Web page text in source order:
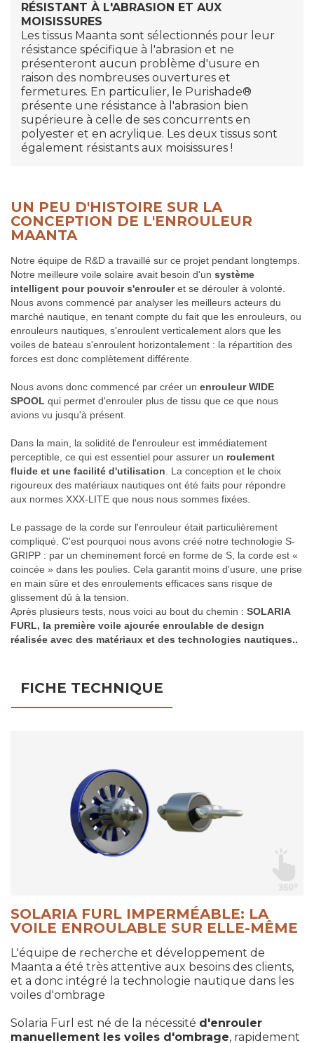
RÉSISTANT À L'ABRASION ET AUX
MOISISSURES
Les tissus Maanta sont sélectionnés pour leur
résistance spécifique à l'abrasion et ne
présenteront aucun problème d'usure en
raison des nombreuses ouvertures et
fermetures. En particulier, le Purishade®
présente une résistance à l'abrasion bien
supérieure à celle de ses concurrents en
polyester et en acrylique. Les deux tissus sont
également résistants aux moisissures !
UN PEU D'HISTOIRE SUR LA
CONCEPTION DE L'ENROULEUR
MAANTA
Notre équipe de R&D a travaillé sur ce projet pendant longtemps.
Notre meilleure voile solaire avait besoin d'un système
intelligent pour pouvoir s'enrouleret se dérouler à volonté.
Nous avons commencé par analyser les meilleurs acteurs du
marché nautique, en tenant compte du fait que les enrouleurs, ou
enrouleurs nautiques, s'enroulent verticalement alors que les
voiles de bateau s'enroulent horizontalement : la répartition des
forces est donc complètement différente.
Nous avons donc commencé par créer un enrouleur WIDE
SPOOL qui permet d'enrouler plus de tissu que ce que nous
avions vu jusqu'à présent.
Dans la main, la solidité de l'enrouleur est immédiatement
perceptible, ce qui est essentiel pour assurer un roulement
fluide et une facilité d'utilisation . La conception et le choix
rigoureux des matériaux nautiques ont été faits pour répondre
aux normes XXX-LITE que nous nous sommes fixées.
Le passage de la corde sur l'enrouleur était particulièrement
compliqué. C'est pourquoi nous avons créé notre technologie S-
GRIPP : par un cheminement forcé en forme de S, la corde est «
coincée » dans les poulies. Cela garantit moins d'usure, une prise
en main sûre et des enroulements efficaces sans risque de
glissement dû à la tension.
Après plusieurs tests, nous voici au bout du chemin : SOLARIA
FURL, la première voile ajourée enroulable de design
réalisée avec des matériaux et des technologies nautiques..
FICHE TECHNIQUE
SOLARIA FURL IMPERMÉABLE: LA
VOILE ENROULABLE SUR ELLE-MÊME
L'équipe de recherche et développement de
Maanta a été très attentive aux besoins des clients,
et a donc intégré la technologie nautique dans les
voiles d'ombrage
Solaria Furl est né de la nécessité d'enrouler
manuellement les voiles d'ombrage, rapidement